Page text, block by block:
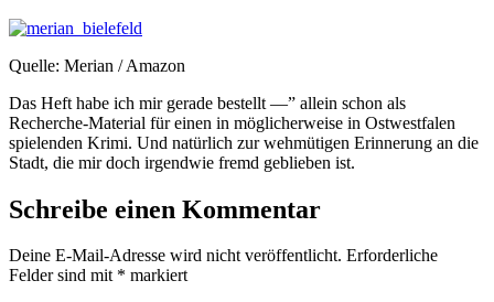
Quelle: Merian / Amazon
Das Heft habe ich mir gerade bestellt —” allein schon als
Recherche-Material für einen in möglicherweise in Ostwestfalen
spielenden Krimi. Und natürlich zur wehmütigen Erinnerung an die
Stadt, die mir doch irgendwie fremd geblieben ist.
Schreibe einen Kommentar
Deine E-Mail-Adresse wird nicht veröffentlicht. Erforderliche
Felder sind mit * markiert